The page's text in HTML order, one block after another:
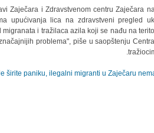
Zaječara i Zdravstvenom centru Zaječara
upućivanja lica na zdravstveni pregled
migranata i tražilaca azila koji se nađu na
problema", piše u saopštenju
širite paniku, ilegalni migranti u Zaječaru